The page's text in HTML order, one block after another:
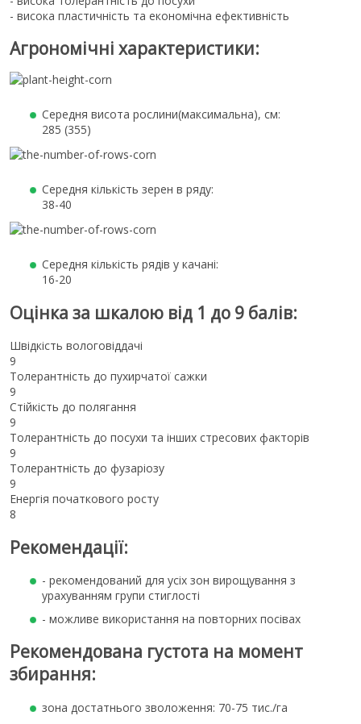
- висока пластичність та економічна ефективність
Агрономічні характеристики:
Середня висота рослини(максимальна), см:
285 (355)
Середня кiлькiсть зерен в ряду:
38-40
Середня кiлькiсть рядiв у качанi:
16-20
Оцінка за шкалою від 1 до 9 балів:
Швідкiсть вологовiддачi
9
Толерантність до пухирчатої сажки
9
Стійкість до полягання
9
Толерантнiсть до посухи та інших стресових факторів
9
Толерантність до фузаріозу
9
Енергія початкового росту
8
Рекомендації:
- рекомендований для усіх зон вирощування з
урахуванням групи стиглості
- можливе використання на повторних посівах
Рекомендована густота на момент
збирання:
зона достатнього зволоження: 70-75 тис./га